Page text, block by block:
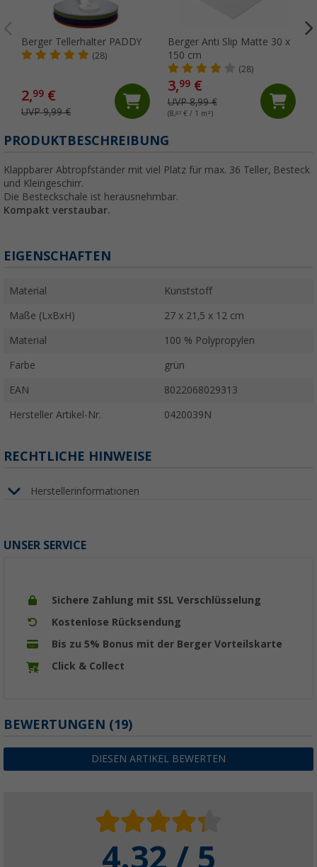
Berger Tellerhalter PADDY
(28)
2,99 €
UVP 9,99 €
Berger Anti Slip Matte 30 x
150 cm
(28)
3,99€
UVP 8,99 €
(8,87€ / 1 m²)
PRODUKTBESCHREIBUNG
Klappbarer Abtropfständer mit viel Platz für max. 36 Teller, Besteck
und Kleingeschirr.
Die Besteckschale ist herausnehmbar.
Kompakt verstaubar.
EIGENSCHAFTEN
Material Kunststoff
Maße (LxBxH) 27 x 21,5 x 12 cm
Material 100 % Polypropylen
Farbe grün
EAN 8022068029313
Hersteller Artikel-Nr. 0420039N
RECHTLICHE HINWEISE
Herstellerinformationen
UNSER SERVICE
Sichere Zahlung mit SSL Verschlüsselung
Kostenlose Rücksendung
Bis zu 5% Bonus mit der Berger Vorteilskarte
Click & Collect
BEWERTUNGEN (19)
DIESEN ARTIKEL BEWERTEN
4.32 / 5